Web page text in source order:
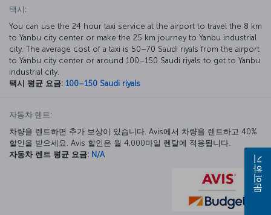
택시:
You can use the 24 hour taxi service at the airport to travel the 8 km
to Yanbu city center or make the 25 km journey to Yanbu industrial
city. The average cost of a taxi is 50–70 Saudi riyals from the airport
to Yanbu city center or around 100–150 Saudi riyals to get to Yanbu
industrial city.
택시 평균 요금: 100–150 Saudi riyals
자동차 렌트:
차량을 렌트하면 추가 보상이 있습니다. Avis에서 차량을 렌트하고 40%
할인을 받으세요. Avis 할인은 월 4,000마일 렌탈에 적용됩니다.
자동차 렌트 평균 요금: N/A
문의하기